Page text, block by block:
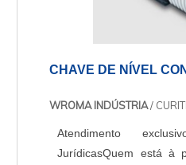
CHAVE DE NÍVEL
WROMA INDÚSTRIA/
Atendimento
JurídicasQuem está à